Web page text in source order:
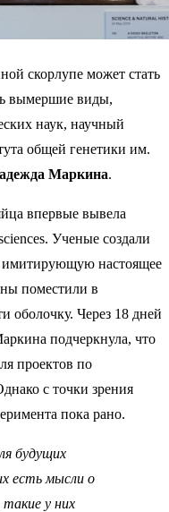
скорлупе может стать
вымершие виды,
наук, научный
общей генетики им.
Маркина.
впервые вывела
Ученые создали
имитирующую настоящее
поместили в
оболочку. Через 18 дней
подчеркнула, что
проектов по
с точки зрения
пока рано.
будущих
есть мысли о
у них